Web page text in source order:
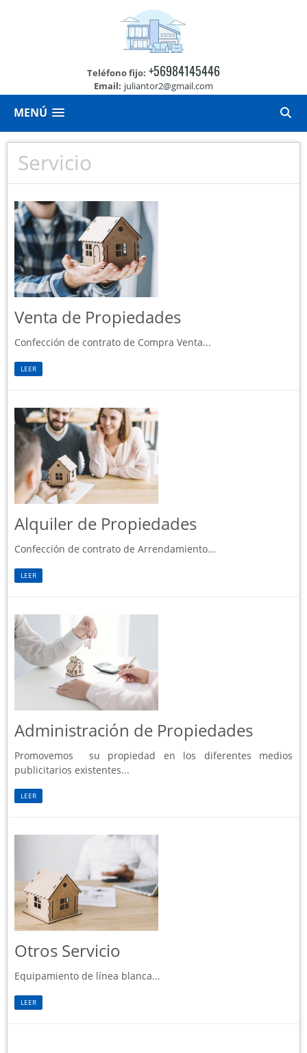
Teléfono fijo: +56984145446
Email: juliantor2@gmail.com
MENÚ
Servicio
Venta de Propiedades
Confección de contrato de Compra Venta...
LEER
Alquiler de Propiedades
Confección de contrato de Arrendamiento...
LEER
Administración de Propiedades
Promovemos su propiedad en los diferentes medios
publicitarios existentes...
LEER
Otros Servicio
Equipamiento de línea blanca...
LEER